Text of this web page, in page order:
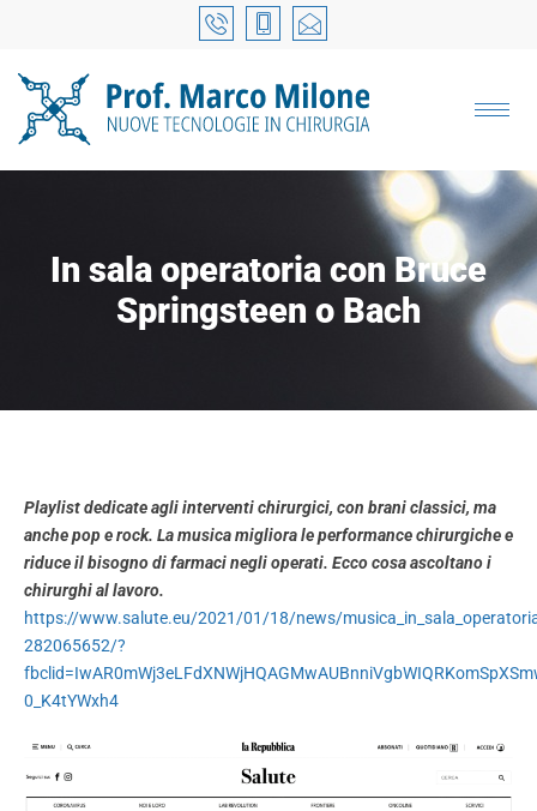
In sala operatoria con Bruce
Springsteen o Bach
Playlist dedicate agli interventi chirurgici, con brani classici, ma
anche pop e rock. La musica migliora le performance chirurgiche e
riduce il bisogno di farmaci negli operati. Ecco cosa ascoltano i
chirurghi al lavoro.
https://www.salute.eu/2021/01/18/news/
282065652/?
0_K4tYWxh4